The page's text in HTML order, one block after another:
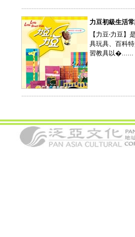
----------------------------------------------
力豆初級生活
【力豆‧力豆】
具玩具、百科
習教具以�......
----------------------------------------------